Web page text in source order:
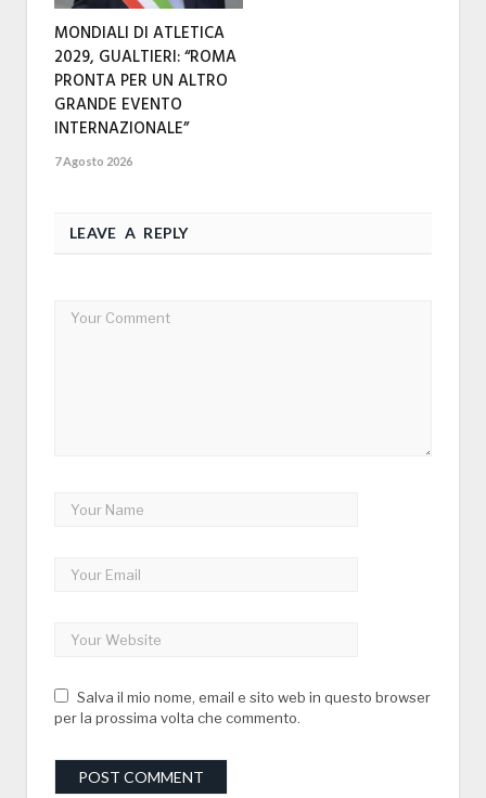
MONDIALI DI ATLETICA
2029, GUALTIERI: “ROMA
PRONTA PER UN ALTRO
GRANDE EVENTO
INTERNAZIONALE”
7 Agosto 2026
LEAVE A REPLY
Salva il mio nome, email e sito web in questo browser
per la prossima volta che commento.